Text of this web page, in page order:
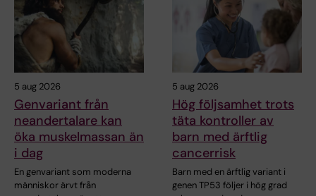
5 aug 2026
Genvariant från
neandertalare kan
öka muskelmassan än
i dag
En genvariant som moderna
människor ärvt från
5 aug 2026
Hög följsamhet trots
täta kontroller av
barn med ärftlig
cancerrisk
Barn med en ärftlig variant i
genen TP53 följer i hög grad